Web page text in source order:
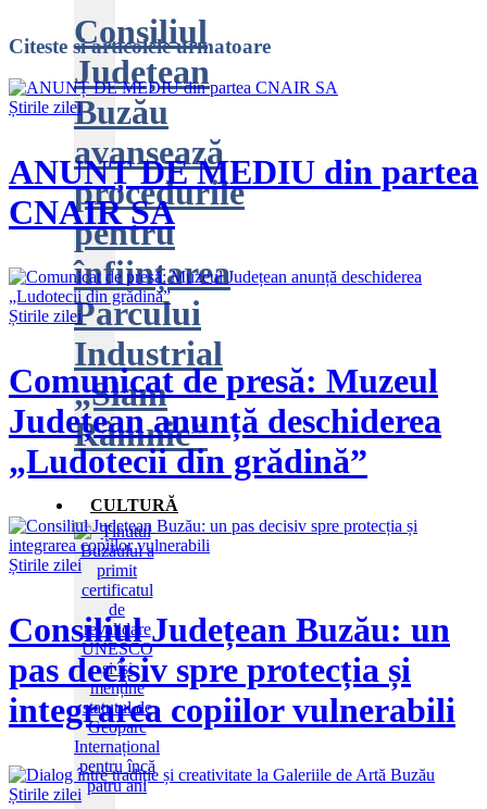
Consiliul
Județean
Buzău
avansează
procedurile
pentru
înființarea
Parcului
Industrial
„Slam
Râmnic”
CULTURĂ
Citeste si articolele urmatoare
Știrile zilei
ANUNȚ DE MEDIU din partea
CNAIR SA
Știrile zilei
Comunicat de presă: Muzeul
Județean anunță deschiderea
„Ludotecii din grădină”
Știrile zilei
Consiliul Județean Buzău: un
pas decisiv spre protecția și
integrarea copiilor vulnerabili
Știrile zilei